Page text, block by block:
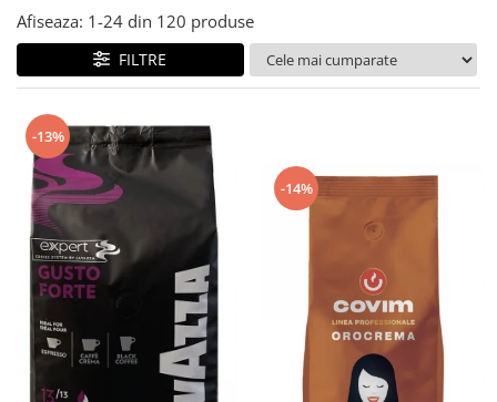
Afiseaza: 1-24 din 120 produse
FILTRE
-13%
-14%